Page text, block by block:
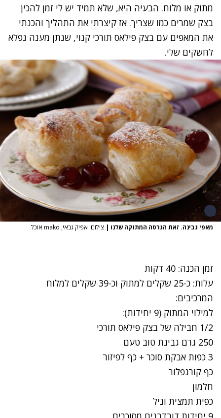
מתוק או מלוח. הבעיה היא, שלא תמיד יש לי זמן להכין
בצק שמרים כמו שצריך. אז קיצרתי את התהליך והכנתי
את המאפים עם בצק פילאס תורכי קנוי, שנתן מענה נפלא
לחשקים שלי.
מאפי גבינה. זאת הגרסה המתוקה שלנו | צילום: אפיק גבאי, mako אוכל
זמן הכנה: 40 דקות
עלות: כ-25 שקלים למתוק וכ-39 שקלים למלוח
המרכיבים:
למילוי המתוק (9 יחידות):
1/2 חבילה של
בצק פילאס תורכי
250 גרם גבינת טוב טעם
3 כפות אבקת סוכר + כף לפיזור
כף קורנפלור
חלמון
כפית תמצית וניל